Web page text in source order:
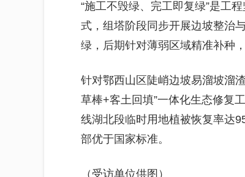
“施工不毁绿、完工即复绿”是工
式，组塔阶段同步开展边坡整治
绿，后期针对薄弱区域精准补种
针对鄂西山区陡峭边坡易溜坡溜
草棒+客土回填”一体化生态修复
线湖北段临时用地植被恢复率达
部优于国家标准。
（受访单位供图）